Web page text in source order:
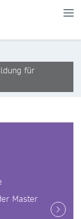
für
Master